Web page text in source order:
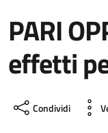
PARI
effetti
Condividi